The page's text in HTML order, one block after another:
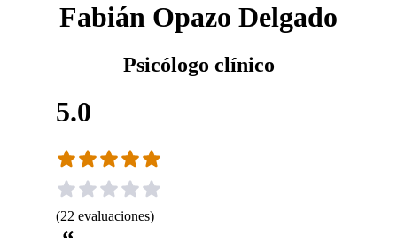
Fabián Opazo Delgado
Psicólogo clínico
5.0
(22 evaluaciones)